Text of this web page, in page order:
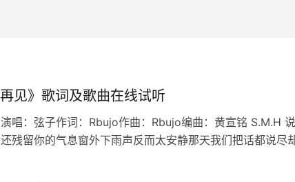
见》歌词及歌曲在线试听
演唱：弦子作词：Rbujo作曲：Rbujo编曲：黄宣铭 S.M.H
残留你的气息窗外下雨声反而太安静那天我们把话都说尽